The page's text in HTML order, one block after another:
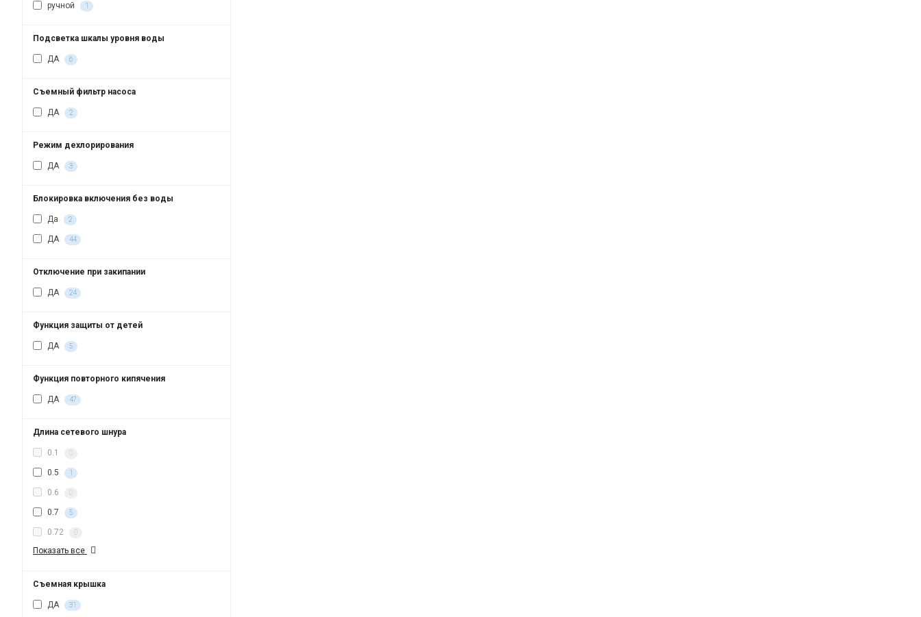
ручной 1
Подсветка шкалы уровня воды
ДА 6
Съемный фильтр насоса
ДА 2
Режим дехлорирования
ДА 3
Блокировка включения без воды
Да 2
ДА 44
Отключение при закипании
ДА 24
Функция защиты от детей
ДА 5
Функция повторного кипячения
ДА 47
Длина сетевого шнура
0.1 0
0.5 1
0.6 0
0.7 5
0.72 0
Показать все
Съемная крышка
ДА 31